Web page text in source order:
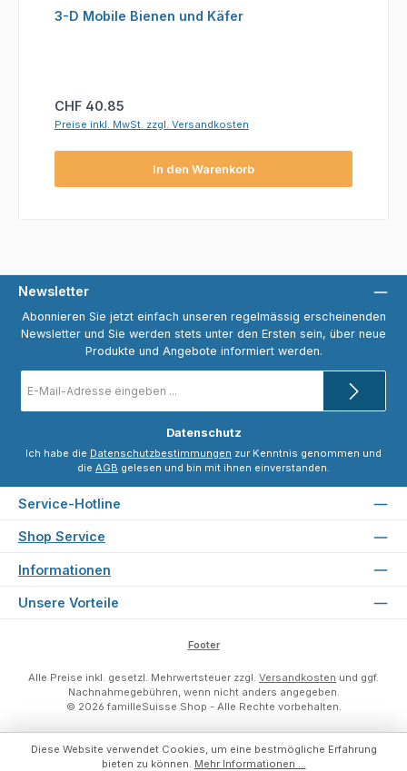
3-D Mobile Bienen und Käfer
Regulärer Preis:
CHF 40.85
Preise inkl. MwSt. zzgl. Versandkosten
In den Warenkorb
Newsletter
Abonnieren Sie jetzt einfach unseren regelmässig erscheinenden
Newsletter und Sie werden stets unter den Ersten sein, über neue
Produkte und Angebote informiert werden.
Mail-
Datenschutz
Ich habe die Datenschutzbestimmungen zur Kenntnis genommen und
die AGB gelesen und bin mit ihnen einverstanden.
Service-Hotline
Shop Service
Informationen
Unsere Vorteile
Footer
Alle Preise inkl. gesetzl. Mehrwertsteuer zzgl. Versandkosten und ggf.
Nachnahmegebühren, wenn nicht anders angegeben.
© 2026 familleSuisse Shop - Alle Rechte vorbehalten.
Diese Website verwendet Cookies, um eine bestmögliche Erfahrung
bieten zu können. Mehr Informationen ...